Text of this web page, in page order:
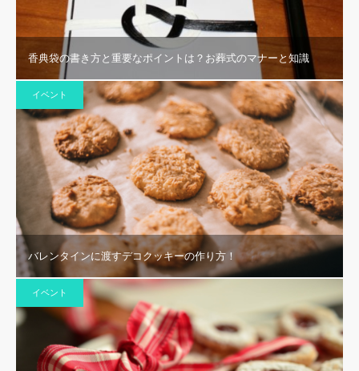
香典袋の書き方と重要なポイントは？お葬式のマナーと知識
イベント
バレンタインに渡すデコクッキーの作り方！
イベント